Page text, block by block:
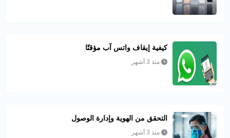
كيفية إيقاف واتس آب مؤقتًا
منذ 3 أشهر
التحقق من الهوية وإدارة الوصول
منذ 3 أشهر